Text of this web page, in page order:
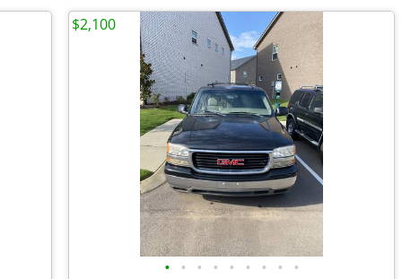
• • • • • • • • •
$2,100